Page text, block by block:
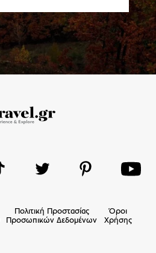
Πολιτική Προστασίας
Προσωπικών Δεδομένων
Όροι
Χρήσης